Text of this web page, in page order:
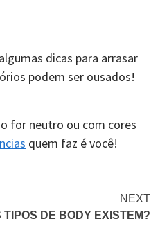
dicas para arrasar
podem ser ousados!
for neutro ou com cores
quem faz é você!
NEXT
TIPOS DE BODY EXISTEM?